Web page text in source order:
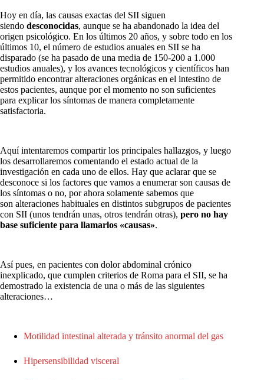
Hoy en día, las causas exactas del SII siguen
siendo desconocidas, aunque se ha abandonado la idea del
origen psicológico. En los últimos 20 años, y sobre todo en los
últimos 10, el número de estudios anuales en SII se ha
disparado (se ha pasado de una media de 150-200 a 1.000
estudios anuales), y los avances tecnológicos y científicos han
permitido encontrar alteraciones orgánicas en el intestino de
estos pacientes, aunque por el momento no son suficientes
para explicar los síntomas de manera completamente
satisfactoria.
Aquí intentaremos compartir los principales hallazgos, y luego
los desarrollaremos comentando el estado actual de la
investigación en cada uno de ellos. Hay que aclarar que se
desconoce si los factores que vamos a enumerar son causas de
los síntomas o no, por ahora solamente sabemos que
son alteraciones habituales en distintos subgrupos de pacientes
con SII (unos tendrán unas, otros tendrán otras), pero no hay
base suficiente para llamarlos «causas».
Así pues, en pacientes con dolor abdominal crónico
inexplicado, que cumplen criterios de Roma para el SII, se ha
demostrado la existencia de una o más de las siguientes
alteraciones…
Motilidad intestinal alterada y tránsito anormal del gas
Hipersensibilidad visceral